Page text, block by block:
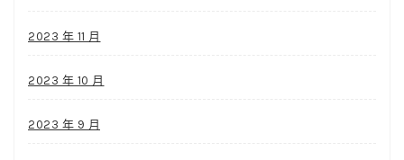
2023 年 11 月
2023 年 10 月
2023 年 9 月